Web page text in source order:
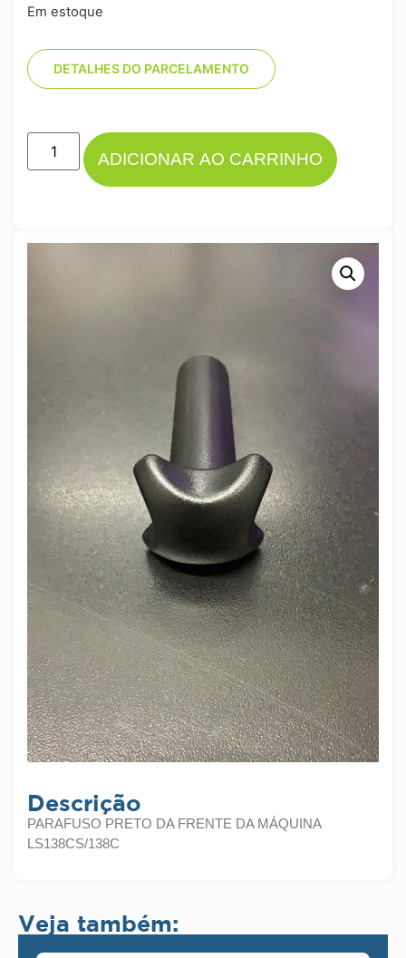
Descrição
PARAFUSO PRETO DA FRENTE DA MÁQUINA
LS138CS/138C
Em estoque
DETALHES DO PARCELAMENTO
ADICIONAR AO CARRINHO
Veja também: